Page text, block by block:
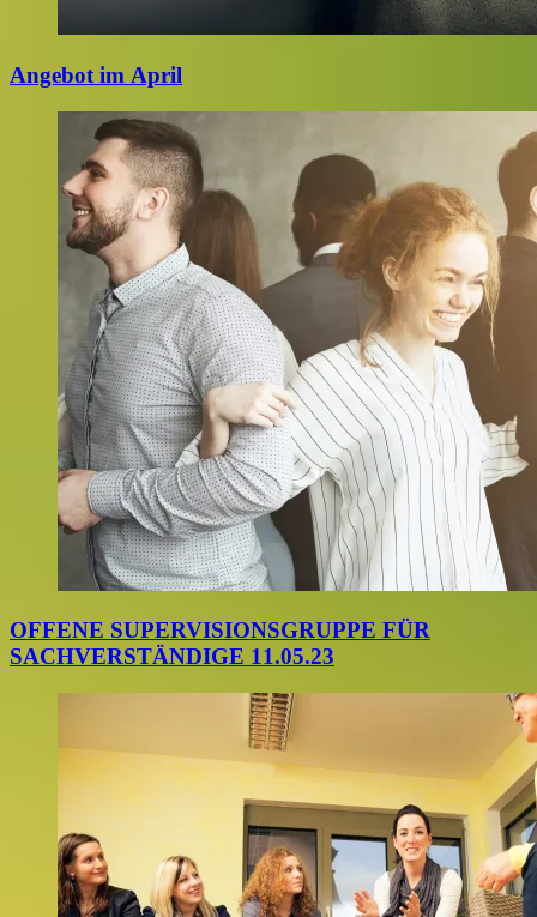
Angebot im April
OFFENE SUPERVISIONSGRUPPE FÜR
SACHVERSTÄNDIGE 11.05.23